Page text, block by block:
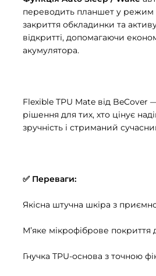
переводить планшет у режим
закриття обкладинки та
відкритті, допомагаючи
акумулятора.
Flexible TPU Mate від BeCover
рішення для тих, хто цінує
зручність і стриманий
✅ Переваги:
Якісна штучна шкіра з
М’яке мікрофіброве покриття
Гнучка TPU-основа з точною